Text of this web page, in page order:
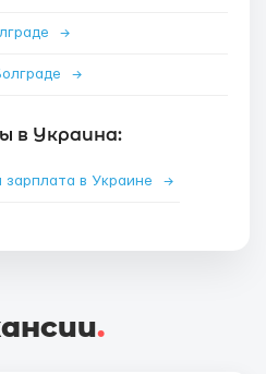
→
→
в Украина:
зарплата в Украине →
.